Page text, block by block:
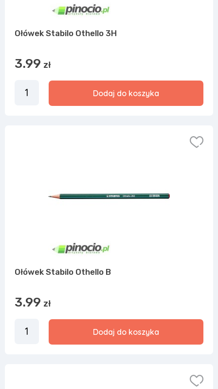
Ołówek Stabilo Othello 3H
3.99 zł
Dodaj do koszyka
Ołówek Stabilo Othello B
3.99 zł
Dodaj do koszyka